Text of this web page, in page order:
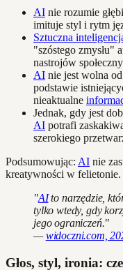
AI nie rozumie
imituje styl i rytm
Sztuczna
"szóstego zmysłu"
nastrojów
AI nie jest wolna
podstawie
nieaktualne
Jednak, gdy jest
AI potrafi
szerokiego
Podsumowując: AI nie
kreatywności w felietonie.
"AIto narzędzie,
tylko wtedy, gdy
jego ograniczeń."
—widoczni.com,
Głos, styl, ironia: